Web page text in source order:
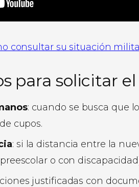
consultar su situación
para solicitar
: cuando se busca que
cupos.
: si la distancia entre la
o con
justificadas con